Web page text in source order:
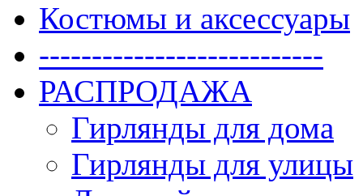
Костюмы и аксессуары
---------------------------
РАСПРОДАЖА
Гирлянды для дома
Гирлянды для улицы